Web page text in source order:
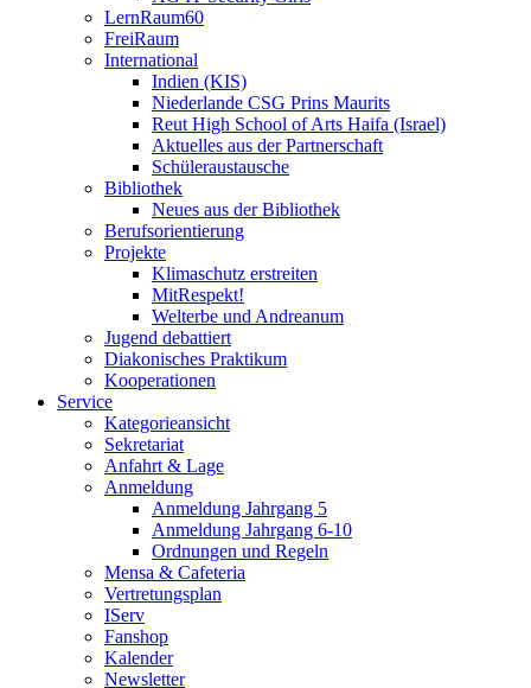
LernRaum60
FreiRaum
International
Indien (KIS)
Niederlande CSG Prins Maurits
Reut High School of Arts Haifa (Israel)
Aktuelles aus der Partnerschaft
Schüleraustausche
Bibliothek
Neues aus der Bibliothek
Berufsorientierung
Projekte
Klimaschutz erstreiten
MitRespekt!
Welterbe und Andreanum
Jugend debattiert
Diakonisches Praktikum
Kooperationen
Service
Kategorieansicht
Sekretariat
Anfahrt & Lage
Anmeldung
Anmeldung Jahrgang 5
Anmeldung Jahrgang 6-10
Ordnungen und Regeln
Mensa & Cafeteria
Vertretungsplan
IServ
Fanshop
Kalender
Newsletter